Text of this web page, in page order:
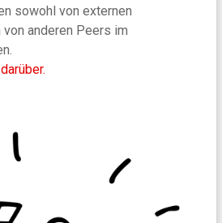
sowohl von externen
von anderen Peers im